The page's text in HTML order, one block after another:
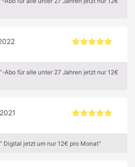
Abo für alle unter 27 Jahren jetzt nur 12€
Digital jetzt um nur 12€ pro Monat"